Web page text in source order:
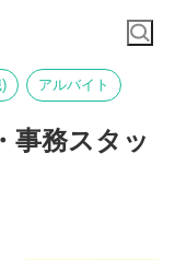
アルバイト
事務スタッ